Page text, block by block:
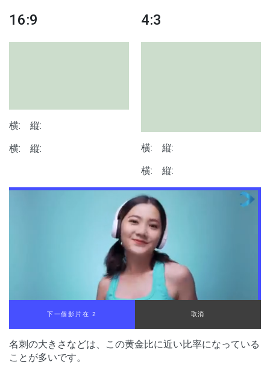
16:9
横:
縦:
横:
縦:
4:3
横:
縦:
横:
縦:
下一個影片在 1 取消
名刺の大きさなどは、この黄金比に近い比率になっている
ことが多いです。